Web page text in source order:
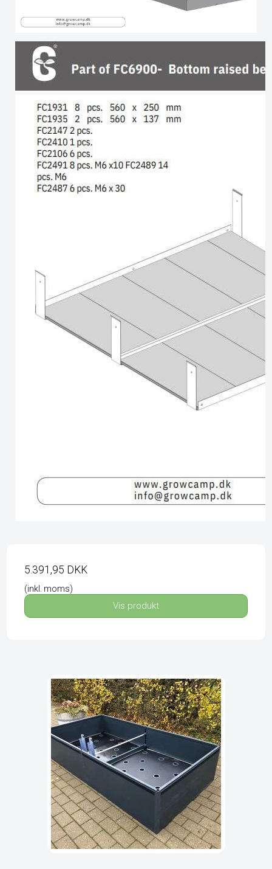
5.391,95 DKK
(inkl. moms)
Vis produkt